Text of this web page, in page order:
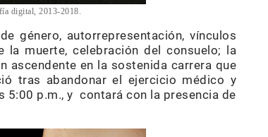
digital, 2013-2018.
género, autorrepresentación, vínculos
muerte, celebración del consuelo; la
ascendente en la sostenida carrera que
tras abandonar el ejercicio médico y
5:00 p.m., y contará con la presencia de